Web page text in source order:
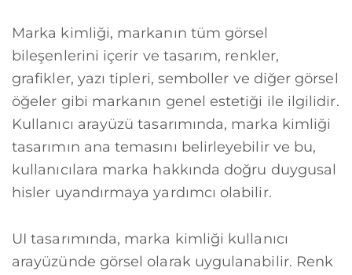
Marka kimliği, markanın tüm görsel
bileşenlerini içerir ve tasarım, renkler,
grafikler, yazı tipleri, semboller ve diğer görsel
öğeler gibi markanın genel estetiği ile ilgilidir.
Kullanıcı arayüzü tasarımında, marka kimliği
tasarımın ana temasını belirleyebilir ve bu,
kullanıcılara marka hakkında doğru duygusal
hisler uyandırmaya yardımcı olabilir.
UI tasarımında, marka kimliği kullanıcı
arayüzünde görsel olarak uygulanabilir. Renk